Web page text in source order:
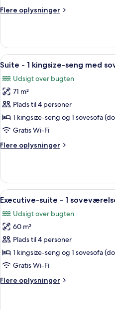
kingsize-
sovesofa
Flere oplysninger
Flere
suite
1
seng
med
Indlæs
alle
billeder
af
Suite
-
1
seng
5
Suite - 1 kingsize-seng med
Udsigt over bugten
71 m²
Plads til 4 personer
1 kingsize-seng og 1 sovesofa
Gratis Wi-Fi
Flere oplysninger
Flere
-
kingsize-
med
sovesofa
Indlæs
alle
billeder
af
Executive-
suite
-
soveværelse
4
Executive-suite - 1
Udsigt over bugten
60 m²
Plads til 4 personer
1 kingsize-seng og 1 sovesofa
Gratis Wi-Fi
Flere oplysninger
Flere